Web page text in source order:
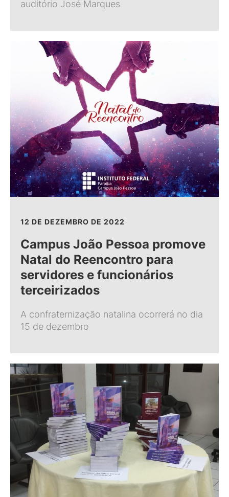
auditório José Marques
12 DE DEZEMBRO DE 2022
Campus João Pessoa promove
Natal do Reencontro para
servidores e funcionários
terceirizados
A confraternização natalina ocorrerá no dia
15 de dezembro